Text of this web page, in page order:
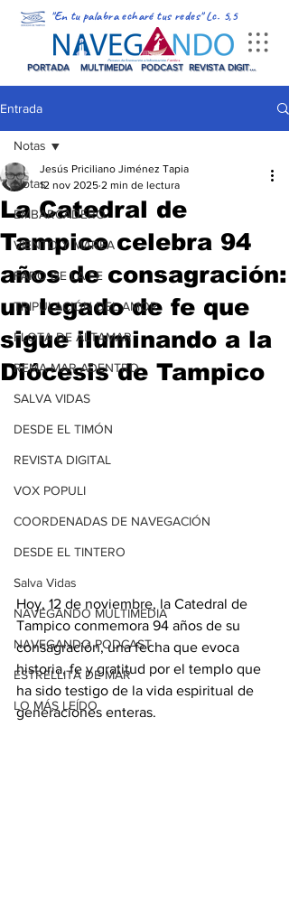
"En tu palabra echaré tus redes" Lc. 5,5
PORTADA MULTIMEDIA PODCAST REVISTA DIGITAL
Entrada
Notas
EMBARCADERO
VIENTO Y MAREA
FARO DE LA FE
TRIPULACIÓN DEL AMOR
FLOTA DE ALTAMAR
REMA MAR ADENTRO
SALVA VIDAS
DESDE EL TIMÓN
REVISTA DIGITAL
VOX POPULI
COORDENADAS DE NAVEGACIÓN
DESDE EL TINTERO
Salva Vidas
NAVEGANDO MULTIMEDIA
NAVEGANDO PODCAST
ESTRELLITA DE MAR
LO MÁS LEÍDO
Notas
La Catedral de
Tampico celebra 94
años de consagración:
un legado de fe que
sigue iluminando a la
Diócesis de Tampico
Jesús Priciliano Jiménez Tapia
12 nov 2025 2 min de lectura
Hoy, 12 de noviembre, la Catedral de
Tampico conmemora 94 años de su
consagración, una fecha que evoca
historia, fe y gratitud por el templo que
ha sido testigo de la vida espiritual de
generaciones enteras.